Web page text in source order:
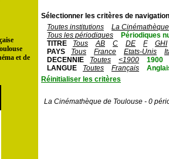
et de
Sélectionner les critères de
Toutes institutions
La
Tous les périodiques
Périodiques
TITRE
Tous AB C DE F
GHI
PAYS
Tous France Etats-Unis
DECENNIE
Toutes <1900
1900
LANGUE
Toutes Français
Réinitialiser les critères
La Cinémathèque de Toulouse - 0